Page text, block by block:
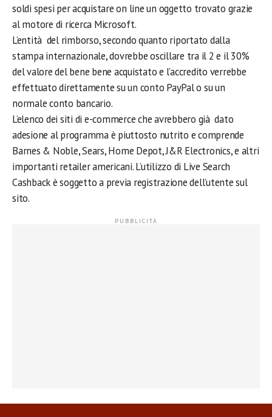
soldi spesi per acquistare on line un oggetto trovato grazie
al motore di ricerca Microsoft.
L’entità del rimborso, secondo quanto riportato dalla
stampa internazionale, dovrebbe oscillare tra il 2 e il 30%
del valore del bene bene acquistato e l’accredito verrebbe
effettuato direttamente su un conto PayPal o su un
normale conto bancario.
L’elenco dei siti di e-commerce che avrebbero già dato
adesione al programma è piuttosto nutrito e comprende
Barnes & Noble, Sears, Home Depot, J&R Electronics, e altri
importanti retailer americani. L’utilizzo di Live Search
Cashback è soggetto a previa registrazione dell’utente sul
sito.